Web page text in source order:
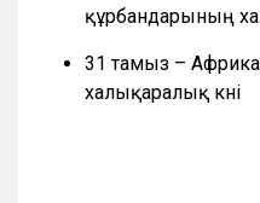
құрбандарының
31 тамыз –
халықаралық күні